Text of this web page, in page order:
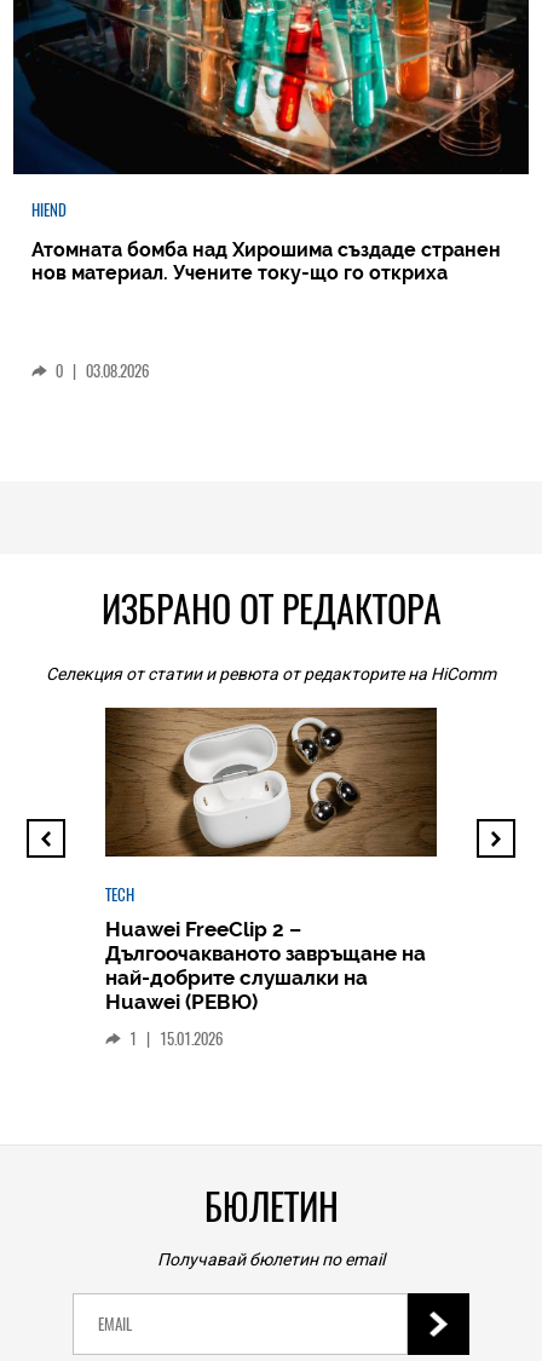
HIEND
Атомната бомба над Хирошима създаде странен
нов материал. Учените току-що го откриха
0 | 03.08.2026
ИЗБРАНО ОТ РЕДАКТОРА
Селекция от статии и ревюта от редакторите на HiComm
TECH
Huawei FreeClip 2 –
Дългоочакваното завръщане на
най-добрите слушалки на
Huawei (РЕВЮ)
1 | 15.01.2026
БЮЛЕТИН
Получавай бюлетин по email